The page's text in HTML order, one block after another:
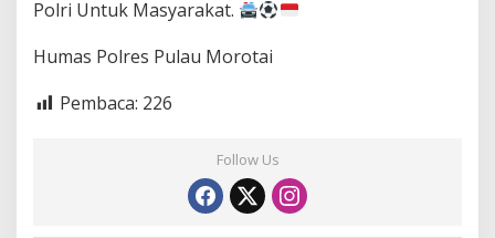
Polri Untuk Masyarakat.
Humas Polres Pulau Morotai
Pembaca: 226
Follow Us